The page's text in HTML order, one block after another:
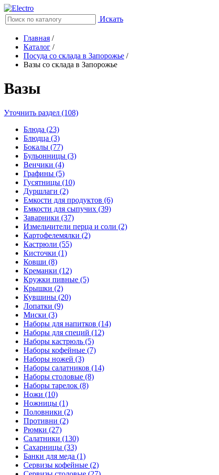
Искать
Главная /
Каталог /
Посуда со склада в Запорожье /
Вазы со склада в Запорожье
Вазы
Уточнить раздел (108)
Блюда (23)
Блюдца (3)
Бокалы (77)
Бульонницы (3)
Венчики (4)
Графины (5)
Гусятницы (10)
Дуршлаги (2)
Емкости для продуктов (6)
Емкости для сыпучих (39)
Заварники (37)
Измельчители перца и соли (2)
Картофелемялки (2)
Кастрюли (55)
Кисточки (1)
Ковши (8)
Креманки (12)
Кружки пивные (5)
Крышки (2)
Кувшины (20)
Лопатки (9)
Миски (3)
Наборы для напитков (14)
Наборы для специй (12)
Наборы кастрюль (5)
Наборы кофейные (7)
Наборы ножей (3)
Наборы салатников (14)
Наборы столовые (8)
Наборы тарелок (8)
Ножи (10)
Ножницы (1)
Половники (2)
Противни (2)
Рюмки (27)
Салатники (130)
Сахарницы (33)
Банки для меда (1)
Сервизы кофейные (2)